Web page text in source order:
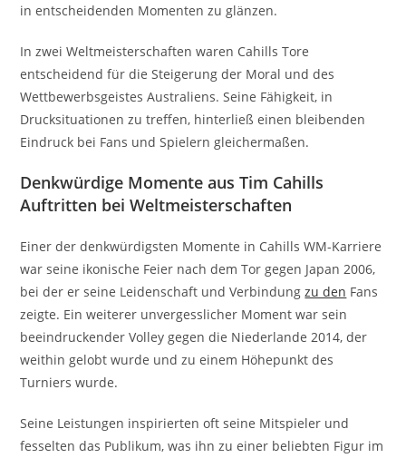
in entscheidenden Momenten zu glänzen.
In zwei Weltmeisterschaften waren Cahills Tore
entscheidend für die Steigerung der Moral und des
Wettbewerbsgeistes Australiens. Seine Fähigkeit, in
Drucksituationen zu treffen, hinterließ einen bleibenden
Eindruck bei Fans und Spielern gleichermaßen.
Denkwürdige Momente aus Tim Cahills
Auftritten bei Weltmeisterschaften
Einer der denkwürdigsten Momente in Cahills WM-Karriere
war seine ikonische Feier nach dem Tor gegen Japan 2006,
bei der er seine Leidenschaft und Verbindungzu den Fans
zeigte. Ein weiterer unvergesslicher Moment war sein
beeindruckender Volley gegen die Niederlande 2014, der
weithin gelobt wurde und zu einem Höhepunkt des
Turniers wurde.
Seine Leistungen inspirierten oft seine Mitspieler und
fesselten das Publikum, was ihn zu einer beliebten Figur im